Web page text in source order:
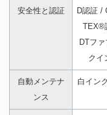
安全性と認証
D認証 /
TEX®
DTファ
クイ
自動メンテナ
ンス
白イン